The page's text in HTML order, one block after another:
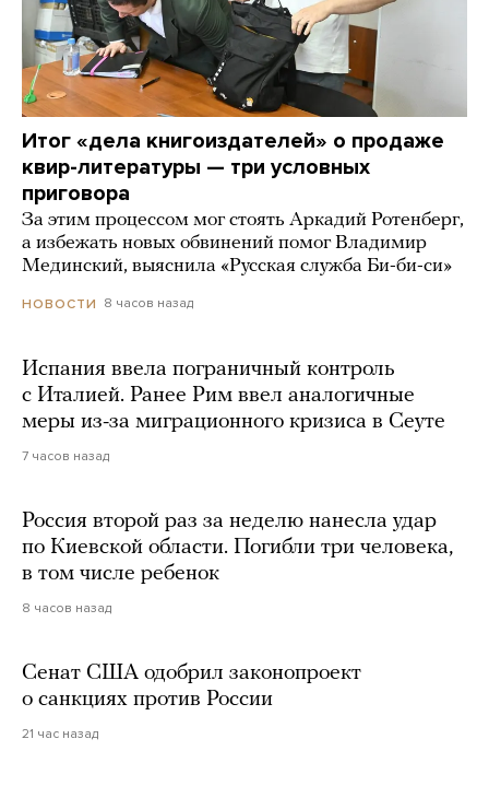
Итог «дела книгоиздателей» о продаже
квир-литературы — три условных
приговора
За этим процессом мог стоять Аркадий Ротенберг,
а избежать новых обвинений помог Владимир
Мединский, выяснила «Русская служба Би-би-си»
НОВОСТИ 8 часов назад
Испания ввела пограничный контроль
с Италией. Ранее Рим ввел аналогичные
меры из-за миграционного кризиса в Сеуте
7 часов назад
Россия второй раз за неделю нанесла удар
по Киевской области. Погибли три человека,
в том числе ребенок
8 часов назад
Сенат США одобрил законопроект
о санкциях против России
21 час назад